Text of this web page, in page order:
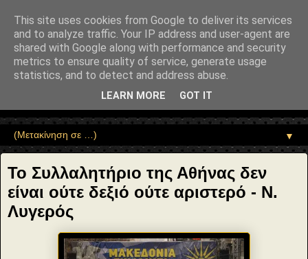
"potentialAction": { "@type": "ReadAction", "target":
"https://www.sophia-ntrekou.gr/2018/02/syllalitirio-athina.html" } }
Αέναη επΑνάσταση
• Επιστήμη • Ψυχολογία • Λογοτεχνία • Τέχνες • Θεολογία •
Φιλοσοφία • Στοχασμοί... για τη μνήμη, τον άνθρωπο και το
▼
Το Συλλαλητήριο της Αθήνας δεν
είναι ούτε δεξιό ούτε αριστερό - Ν.
Λυγερός
This site uses cookies from Google to deliver its services
and to analyze traffic. Your IP address and user-agent are
shared with Google along with performance and security
metrics to ensure quality of service, generate usage
statistics, and to detect and address abuse.
LEARN MORE GOT IT